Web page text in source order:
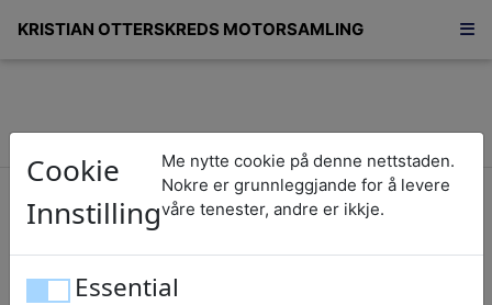
KRISTIAN OTTERSKREDS MOTORSAMLING
Cookie
Innstilling
Me nytte cookie på denne nettstaden.
Nokre er grunnleggjande for å levere
våre tenester, andre er ikkje.
Essential
tretti-ein/631
Svalan